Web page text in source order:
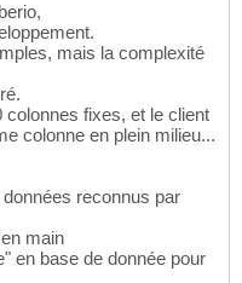
mais la complexité
fixes, et le client
colonne en plein milieu...
reconnus par
main
en base de donnée pour